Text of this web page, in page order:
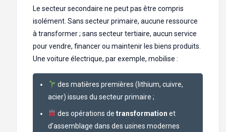
Le secteur secondaire ne peut pas être compris
isolément. Sans secteur primaire, aucune ressource
à transformer ; sans secteur tertiaire, aucun service
pour vendre, financer ou maintenir les biens produits.
Une voiture électrique, par exemple, mobilise :
des matières premières (lithium, cuivre,
acier) issues du secteur primaire ;
des opérations de transformation et
d’assemblage dans des usines modernes